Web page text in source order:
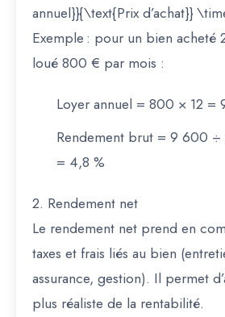
annuel}}{\text{Prix d’achat}}
Exemple : pour un bien
loué 800 € par mois :
Loyer annuel = 800 × 12 =
Rendement brut = 9 600
= 4,8 %
2. Rendement net
Le rendement net prend en
taxes et frais liés au bien
assurance, gestion). Il permet
plus réaliste de la rentabilité.